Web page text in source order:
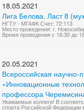
18.05.2021
Лига Белова. Ласт 8
НГТУ - МГАФК Счет: 72:113
Место проведения: г.
Время проведения с 16:30 до
20.05.2021
Всероссийская
«Инновационные
профессора
Уважаемые коллеги! В
спорта Российской